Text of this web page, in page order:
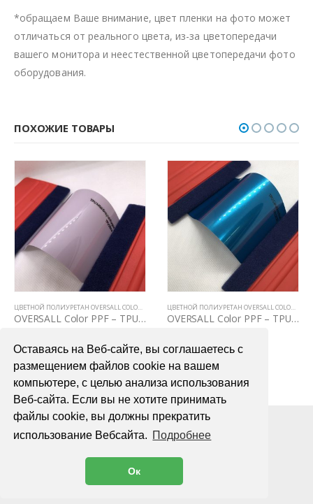
Оставаясь на Веб-сайте, вы соглашаетесь с
размещением файлов cookie на вашем
компьютере, с целью анализа использования
Веб-сайта. Если вы не хотите принимать
файлы cookie, вы должны прекратить
использование Вебсайта. Подробнее
Ок
*обращаем Ваше внимание, цвет пленки на фото может
отличаться от реального цвета, из-за цветопередачи
вашего монитора и неестественной цветопередачи фото
оборудования.
ПОХОЖИЕ ТОВАРЫ
ЦВЕТНОЙ ПОЛИУРЕТАН OVERSALL COLOR PPF
OVERSALL Color PPF – TPU2006 Mist Grayish Purple
В КОРЗИНУ
ЦВЕТНОЙ ПОЛИУРЕТАН OVERSALL COLOR PPF
OVERSALL Color PPF – TPU2038 Canel Bay Blue
В КОРЗИНУ